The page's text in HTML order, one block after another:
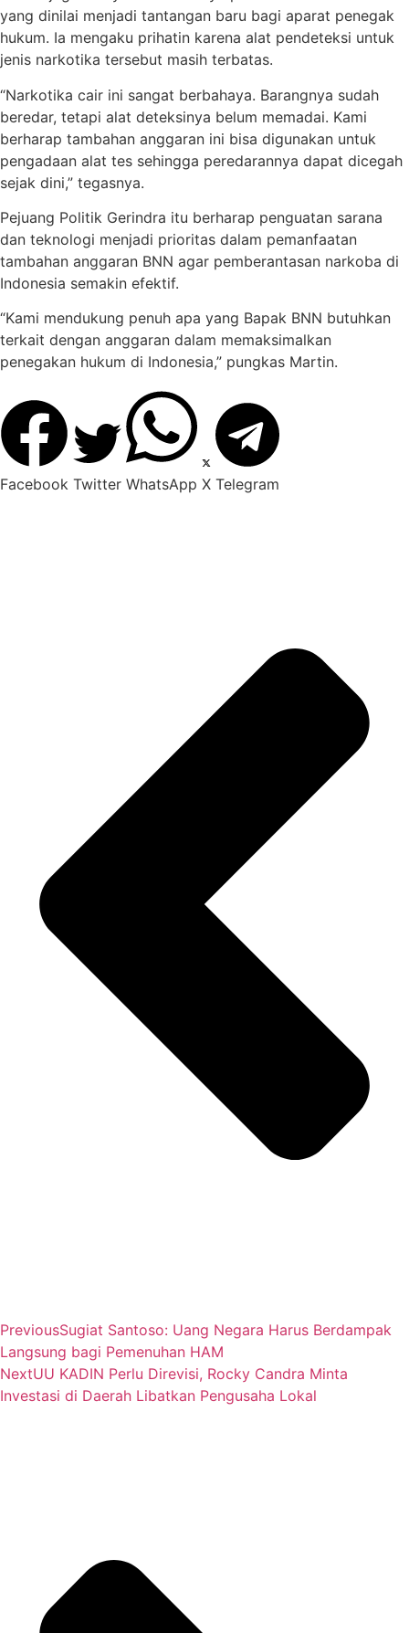
yang dinilai menjadi tantangan baru bagi aparat penegak
hukum. Ia mengaku prihatin karena alat pendeteksi untuk
jenis narkotika tersebut masih terbatas.
“Narkotika cair ini sangat berbahaya. Barangnya sudah
beredar, tetapi alat deteksinya belum memadai. Kami
berharap tambahan anggaran ini bisa digunakan untuk
pengadaan alat tes sehingga peredarannya dapat dicegah
sejak dini,” tegasnya.
Pejuang Politik Gerindra itu berharap penguatan sarana
dan teknologi menjadi prioritas dalam pemanfaatan
tambahan anggaran BNN agar pemberantasan narkoba di
Indonesia semakin efektif.
“Kami mendukung penuh apa yang Bapak BNN butuhkan
terkait dengan anggaran dalam memaksimalkan
penegakan hukum di Indonesia,” pungkas Martin.
Facebook Twitter WhatsApp X Telegram
PreviousSugiat Santoso: Uang Negara Harus Berdampak
Langsung bagi Pemenuhan HAM
NextUU KADIN Perlu Direvisi, Rocky Candra Minta
Investasi di Daerah Libatkan Pengusaha Lokal